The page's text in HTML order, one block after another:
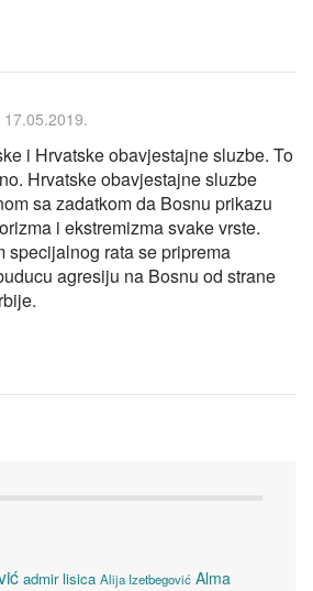
17.05.2019.
i Hrvatske obavjestajne sluzbe. To
Hrvatske obavjestajne sluzbe
sa zadatkom da Bosnu prikazu
i ekstremizma svake vrste.
specijalnog rata se priprema
agresiju na Bosnu od strane
admir lisica Alija Izetbegović Alma